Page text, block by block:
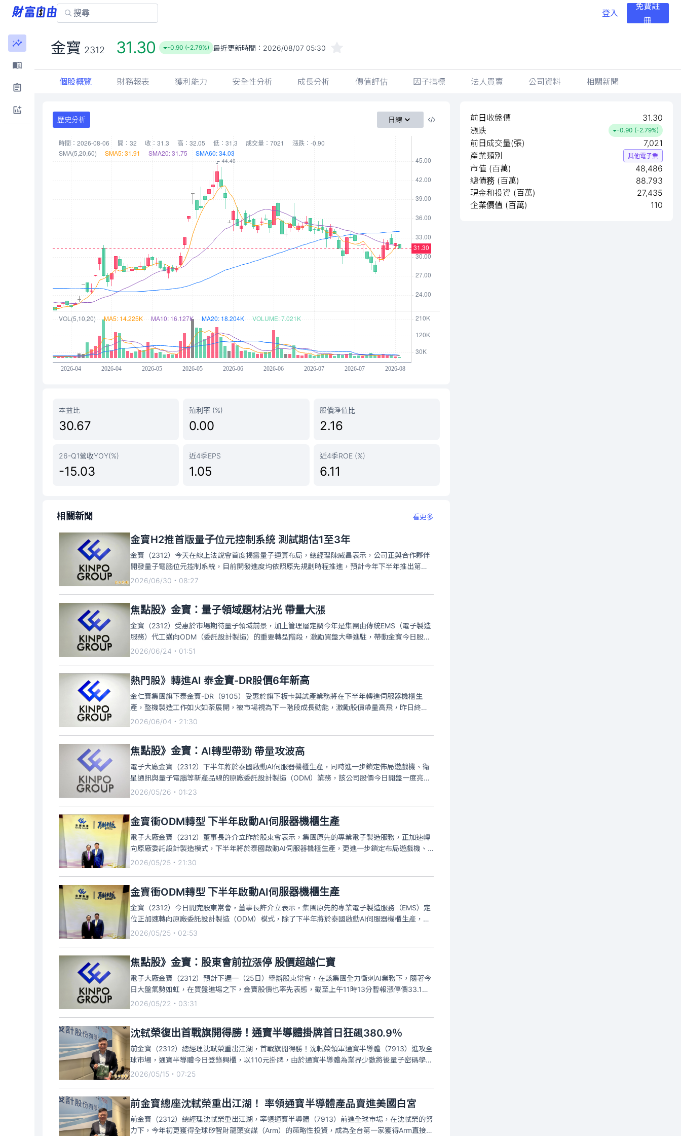
登入
免費註
冊
金寶 2312 31.30 -0.90 (-2.79%) 最近更新時間： 2026/08/07 05:30
個股概覽 財務報表 獲利能力 安全性分析 成長分析 價值評估 因子指標 法人買賣 公司資料 相關新聞
歷史分析 日線
本益比
30.67
殖利率 (%)
0.00
股價淨值比
2.16
26-Q1營收YOY(%)
-15.03
近4季EPS
1.05
近4季ROE (%)
6.11
相關新聞 看更多
金寶H2推首版量子位元控制系統 測試期估1至3年
金寶（2312）今天在線上法說會首度揭露量子運算布局，總經理陳威昌表示，公司正與合作夥伴
開發量子電腦位元控制系統，目前開發進度均依照原先規劃時程推進，預計今年下半年推出第一
個版本系統進行測試，作為量子運算布局的重要進展。陳威昌說，金寶目前參與開發的是量子電
2026/06/30・08:27
焦點股》金寶：量子領域題材沾光 帶量大漲
金寶（2312）受惠於市場期待量子領域前景，加上管理層定調今年是集團由傳統EMS（電子製造
服務）代工邁向ODM（委託設計製造）的重要轉型階段，激勵買盤大舉進駐，帶動金寶今日股價
猛漲，盤中高點觸及漲停價38元，截至上午9時40分暫報37.2元，漲幅7.67%，成交量6萬8541
2026/06/24・01:51
熱門股》轉進AI 泰金寶-DR股價6年新高
金仁寶集團旗下泰金寶-DR（9105）受惠於旗下板卡與試產業務將在下半年轉進伺服器機櫃生
產，整機製造工作如火如荼展開，被市場視為下一階段成長動能，激勵股價帶量高飛，昨日終場
收在漲停價12.7元，創下近6年新高，成交量逾8.4萬張。外資昨買超3488張，三大法人合計買超
2026/06/04・21:30
焦點股》金寶：AI轉型帶勁 帶量攻波高
電子大廠金寶（2312）下半年將於泰國啟動AI伺服器機櫃生產，同時進一步鎖定佈局遊戲機、衛
星通訊與量子電腦等新產品線的原廠委託設計製造（ODM）業務，該公司股價今日開盤一度亮起
紅燈，觸及漲停價40元，創波段新高，截至上午9時9分暫報39.3元，漲幅7.97%，成交量4萬
2026/05/26・01:23
金寶衝ODM轉型 下半年啟動AI伺服器機櫃生產
電子大廠金寶（2312）董事長許介立昨於股東會表示，集團原先的專業電子製造服務，正加速轉
向原廠委託設計製造模式，下半年將於泰國啟動AI伺服器機櫃生產，更進一步鎖定布局遊戲機、
衛星通訊與量子電腦等新產品線，後續將提升高附加價值產品比重，帶動整體獲利能力。
2026/05/25・21:30
金寶衝ODM轉型 下半年啟動AI伺服器機櫃生產
金寶（2312）今日開完股東常會，董事長許介立表示，集團原先的專業電子製造服務（EMS）定
位正加速轉向原廠委託設計製造（ODM）模式，除了下半年將於泰國啟動AI伺服器機櫃生產，也
已同步布局遊戲機、衛星通訊與量子電腦等新產品線，盼藉由提升高附加價值產品比重，推升整
2026/05/25・02:53
焦點股》金寶：股東會前拉漲停 股價超越仁寶
電子大廠金寶（2312）預計下週一（25日）舉辦股東常會，在該集團全力衝刺AI業務下，隨著今
日大盤氣勢如虹，在買盤進場之下，金寶股價也率先表態，截至上午11時13分暫報漲停價33.1
元，超越同一時間同集團仁寶（2324）的31.95元，成交量12萬7307張，共計2萬9173張漲停價
2026/05/22・03:31
沈軾榮復出首戰旗開得勝！通寶半導體掛牌首日狂飆380.9％
前金寶（2312）總經理沈軾榮重出江湖，首戰旗開得勝！沈軾榮領軍通寶半導體（7913）進攻全
球市場，通寶半導體今日登錄興櫃，以110元掛牌，由於通寶半導體為業界少數將後量子密碼學
（PQC）技術成功整合進SoC的企業，搶先切入寡佔市場，同時也是全台第一家獲得Arm（安
2026/05/15・07:25
前金寶總座沈軾榮重出江湖！ 率領通寶半導體產品賣進美國白宮
前金寶（2312）總經理沈軾榮重出江湖，率領通寶半導體（7913）前進全球市場，在沈軾榮的努
力下，今年初更獲得全球矽智財龍頭安謀（Arm）的策略性投資，成為全台第一家獲得Arm直接投
前日收盤價
31.30
漲跌
-0.90 (-2.79%)
前日成交量(張)
7,021
產業類別
其他電子業
市值 (百萬)
48,486
總債務 (百萬)
88.793
現金和投資 (百萬)
27,435
企業價值 (百萬)
110